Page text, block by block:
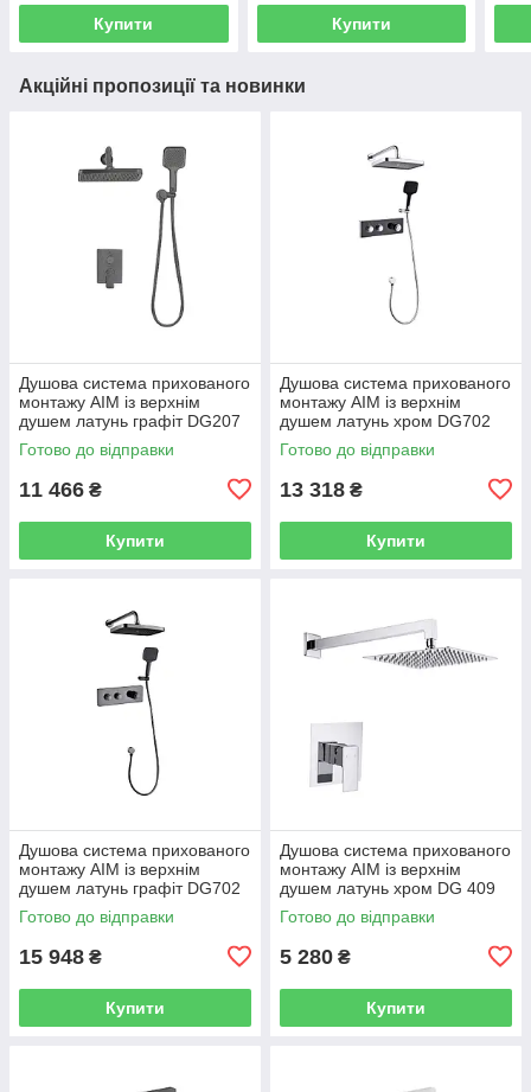
Купити Купити
Акційні пропозиції та новинки
Душова система прихованого
монтажу AIM із верхнім
душем латунь графіт DG207
gun grey
Готово до відправки
11 466 ₴
Купити
Душова система прихованого
монтажу AIM із верхнім
душем латунь хром DG702
chrome
Готово до відправки
13 318 ₴
Купити
Душова система прихованого
монтажу AIM із верхнім
душем латунь графіт DG702
gun grey
Готово до відправки
15 948 ₴
Купити
Душова система прихованого
монтажу AIM із верхнім
душем латунь хром DG 409
chrome
Готово до відправки
5 280 ₴
Купити